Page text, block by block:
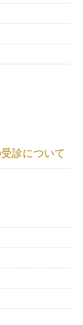
診について